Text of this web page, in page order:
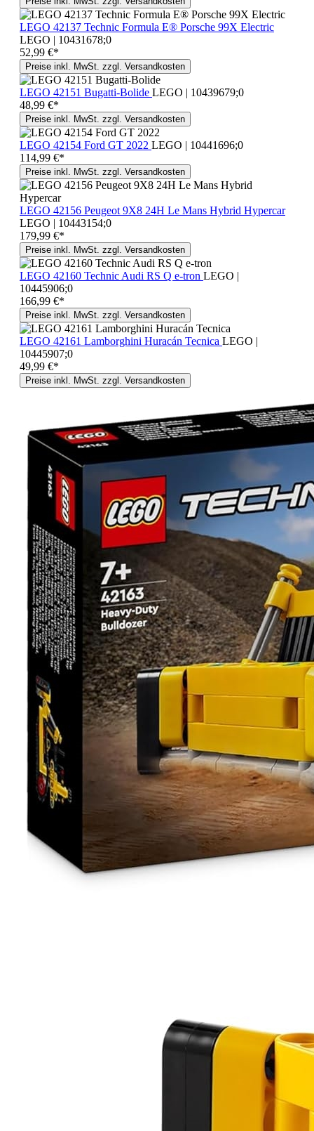
LEGO 42137 Technic Formula E® Porsche 99X Electric
LEGO | 10431678;0
52,99 €*
Preise inkl. MwSt. zzgl. Versandkosten
LEGO 42151 Bugatti-Bolide LEGO | 10439679;0
48,99 €*
Preise inkl. MwSt. zzgl. Versandkosten
LEGO 42154 Ford GT 2022 LEGO | 10441696;0
114,99 €*
Preise inkl. MwSt. zzgl. Versandkosten
LEGO 42156 Peugeot 9X8 24H Le Mans Hybrid Hypercar
LEGO | 10443154;0
179,99 €*
Preise inkl. MwSt. zzgl. Versandkosten
LEGO 42160 Technic Audi RS Q e-tron LEGO |
10445906;0
166,99 €*
Preise inkl. MwSt. zzgl. Versandkosten
LEGO 42161 Lamborghini Huracán Tecnica LEGO |
10445907;0
49,99 €*
Preise inkl. MwSt. zzgl. Versandkosten